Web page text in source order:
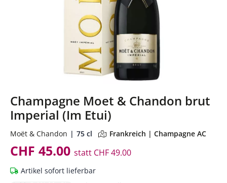
Champagne Moet & Chandon brut
Imperial (Im Etui)
Moët & Chandon 75 cl Frankreich | Champagne AC
CHF 45.00 statt CHF 49.00
Artikel sofort lieferbar